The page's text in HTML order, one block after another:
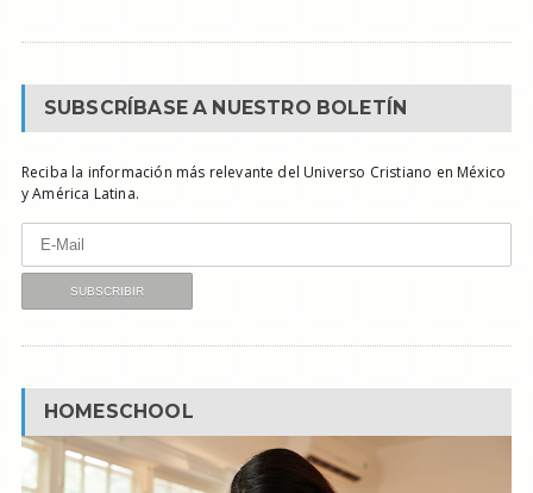
SUBSCRÍBASE A NUESTRO BOLETÍN
Reciba la información más relevante del Universo Cristiano en México
y América Latina.
HOMESCHOOL